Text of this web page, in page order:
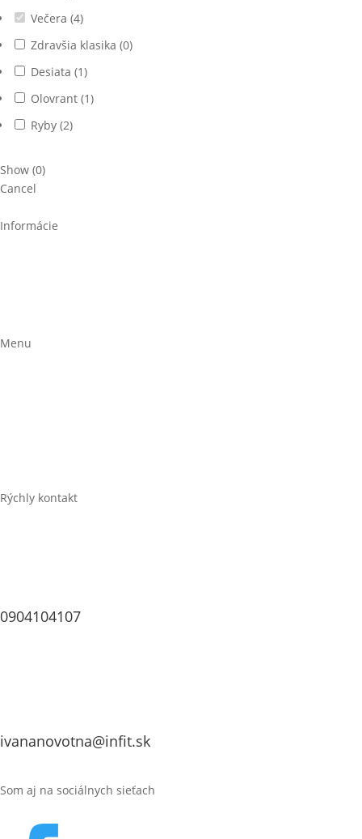
Večera (4)
Zdravšia klasika (0)
Desiata (1)
Olovrant (1)
Ryby (2)
Show (0)
Cancel
Informácie
Menu
Rýchly kontakt
0904104107
ivananovotna@infit.sk
Som aj na sociálnych sieťach